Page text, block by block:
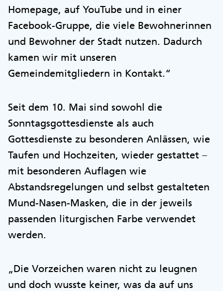
Homepage, auf YouTube und in einer
Facebook-Gruppe, die viele Bewohnerinnen
und Bewohner der Stadt nutzen. Dadurch
kamen wir mit unseren
Gemeindemitgliedern in Kontakt.“
Seit dem 10. Mai sind sowohl die
Sonntagsgottesdienste als auch
Gottesdienste zu besonderen Anlässen, wie
Taufen und Hochzeiten, wieder gestattet –
mit besonderen Auflagen wie
Abstandsregelungen und selbst gestalteten
Mund-Nasen-Masken, die in der jeweils
passenden liturgischen Farbe verwendet
werden.
„Die Vorzeichen waren nicht zu leugnen
und doch wusste keiner, was da auf uns